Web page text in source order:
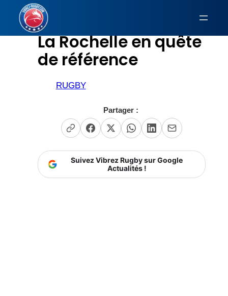
Aller
contenu La Rochelle en quête
de référence
RUGBY
Partager :
Suivez Vibrez Rugby sur Google
Actualités !